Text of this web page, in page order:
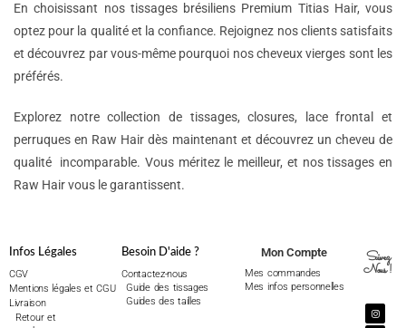
En choisissant nos tissages brésiliens Premium Titias Hair, vous
optez pour la qualité et la confiance. Rejoignez nos clients satisfaits
et découvrez par vous-même pourquoi nos cheveux vierges sont les
préférés.
Explorez notre collection de tissages, closures, lace frontal et
perruques en Raw Hair dès maintenant et découvrez un cheveu de
qualité incomparable. Vous méritez le meilleur, et nos tissages en
Raw Hair vous le garantissent.
Infos Légales
CGV
Mentions légales et CGU
Livraison
Retour et
Besoin D'aide ?
Contactez-nous
Guide des tissages
Guides des tailles
Mon Compte
Mes commandes
Mes infos personnelles
Suivez
Nous !